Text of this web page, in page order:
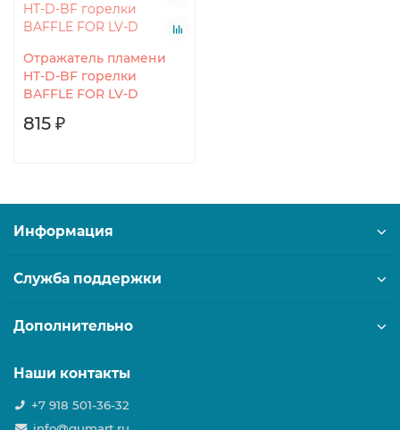
Отражатель пламени
HT-D-BF горелки
BAFFLE FOR LV-D
815 ₽
Информация
Служба поддержки
Дополнительно
Наши контакты
+7 918 501-36-32